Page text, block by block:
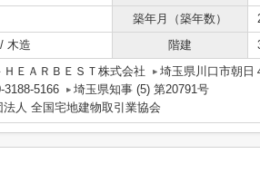
築年月（築年数）
木造 階建
ＨＥＡＲＢＥＳＴ株式会社
埼玉県川口市朝日
3188-5166
埼玉県知事 (5) 第20791号
法人 全国宅地建物取引業協会